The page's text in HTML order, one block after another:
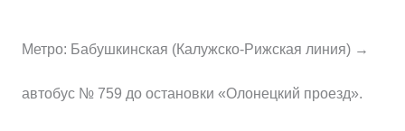
Метро: Бабушкинская (Калужско-Рижская линия) →
автобус № 759 до остановки «Олонецкий проезд».